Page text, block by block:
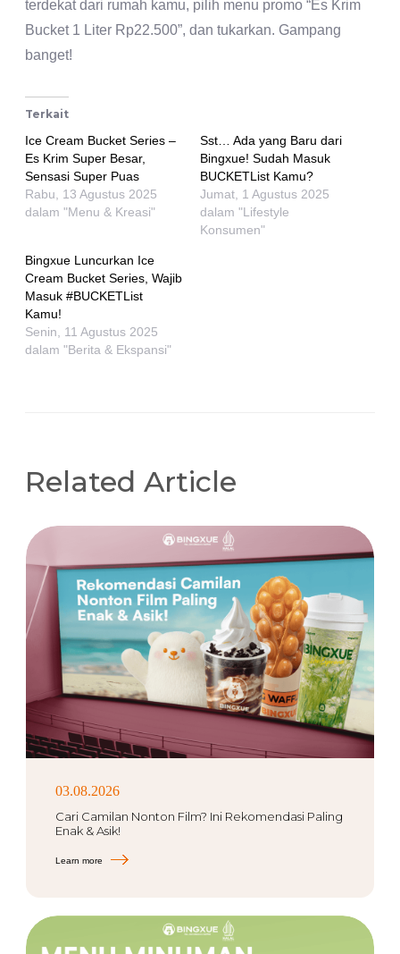
terdekat dari rumah kamu, pilih menu promo “Es Krim
Bucket 1 Liter Rp22.500”, dan tukarkan. Gampang
banget!
Terkait
Ice Cream Bucket Series –
Es Krim Super Besar,
Sensasi Super Puas
Rabu, 13 Agustus 2025
dalam "Menu & Kreasi"
Sst… Ada yang Baru dari
Bingxue! Sudah Masuk
BUCKETList Kamu?
Jumat, 1 Agustus 2025
dalam "Lifestyle
Konsumen"
Bingxue Luncurkan Ice
Cream Bucket Series, Wajib
Masuk #BUCKETList
Kamu!
Senin, 11 Agustus 2025
dalam "Berita & Ekspansi"
Related Article
03.08.2026
Cari Camilan Nonton Film? Ini Rekomendasi Paling
Enak & Asik!
Learn more